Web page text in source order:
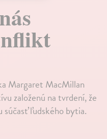
Margaret MacMillan
založenú na tvrdení, že
ľudského bytia.